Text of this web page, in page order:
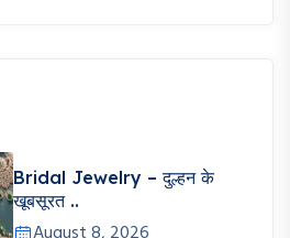
Bridal Jewelry – दुल्हन के
खूबसूरत ..